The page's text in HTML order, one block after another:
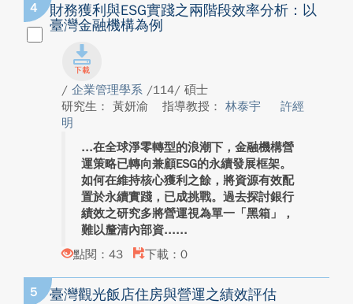
4
財務獲利與ESG實踐之兩階段效率分析：以
臺灣金融機構為例
/ 企業管理學系 /114/ 碩士
研究生： 黃妍渝
指導教授： 林泰宇
許經
明
在全球淨零轉型的浪潮下，金融機構營
運策略已轉向兼顧ESG的永續發展框架。
如何在維持核心獲利之餘，將資源有效配
置於永續實踐，已成挑戰。過去探討銀行
績效之研究多將營運視為單一「黑箱」，
難以釐清內部資...
點閱：43
下載：0
5 臺灣觀光飯店住房與營運之績效評估